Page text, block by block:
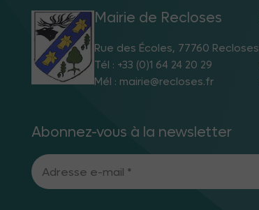
Mairie de Recloses
Rue des Écoles, 77760 Recloses
Tél : +33 (0)1 64 24 20 29
Mél : mairie@recloses.fr
Abonnez-vous à la newsletter